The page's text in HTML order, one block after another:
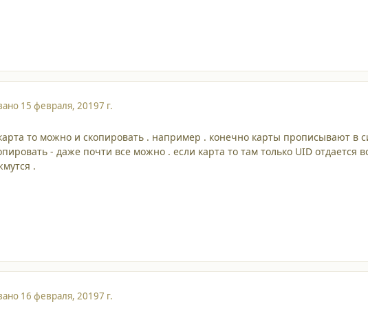
15 февраля, 20197 г.
то можно и скопировать . например . конечно карты прописывают в
- даже почти все можно . если карта то там только UID отдается
.
16 февраля, 20197 г.